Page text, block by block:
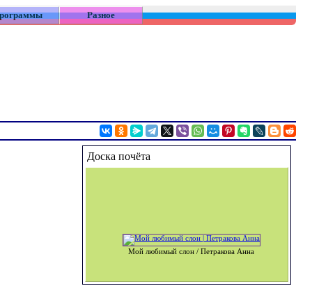
Разное
Доска почёта
Мой любимый слон / Петракова Анна